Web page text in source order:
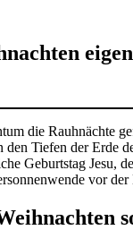
die Rauhnächte
Tiefen der Erde
Geburtstag
vor